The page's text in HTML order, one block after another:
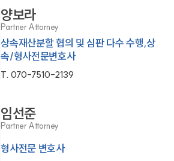
양보라
Partner Attorney
상속재산분할 협의 및 심판 다수 수행,상
속/형사전문변호사
T. 070-7510-2139
임선준
Partner Attorney
형사전문 변호사